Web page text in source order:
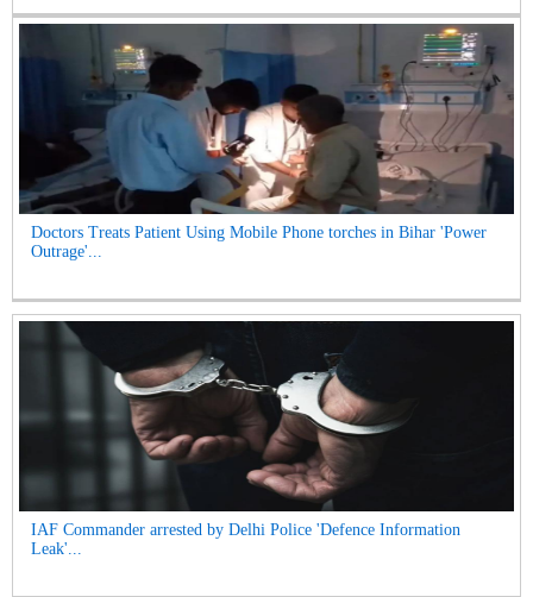
Doctors Treats Patient Using Mobile Phone torches in Bihar 'Power
Outrage'...
IAF Commander arrested by Delhi Police 'Defence Information
Leak'...